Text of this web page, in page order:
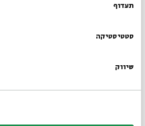
תעדוף
סטטיסטיקה
שיווק